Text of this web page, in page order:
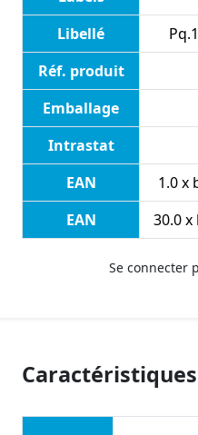
Libellé
Réf. produit
Emballage
Intrastat
EAN
1.0 x
EAN
30.0 x
Se connecter